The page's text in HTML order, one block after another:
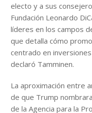
electo y a sus
Fundación Leonardo
líderes en los campos
que detalla cómo
centrado en
declaró Tamminen.
La aproximación entre
de que Trump
de la Agencia para la